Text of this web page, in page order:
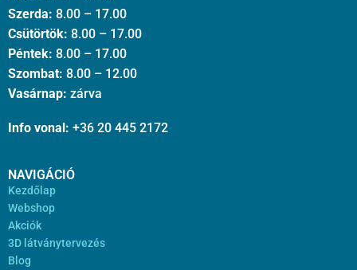
Szerda: 8.00 – 17.00
Csütörtök: 8.00 – 17.00
Péntek: 8.00 – 17.00
Szombat: 8.00 – 12.00
Vasárnap: zárva
Info vonal: +36 20 445 2172
NAVIGÁCIÓ
Kezdőlap
Webshop
Akciók
3D látványtervezés
Blog